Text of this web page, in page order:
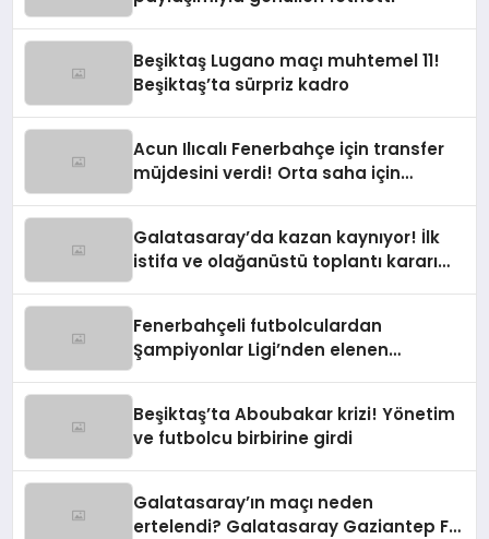
Beşiktaş Lugano maçı muhtemel 11!
Beşiktaş’ta sürpriz kadro
Acun Ilıcalı Fenerbahçe için transfer
müjdesini verdi! Orta saha için
Galatasaray’da kazan kaynıyor! İlk
istifa ve olağanüstü toplantı kararı
Fenerbahçeli futbolculardan
Şampiyonlar Ligi’nden elenen
Beşiktaş’ta Aboubakar krizi! Yönetim
ve futbolcu birbirine girdi
Galatasaray’ın maçı neden
ertelendi? Galatasaray Gaziantep FK